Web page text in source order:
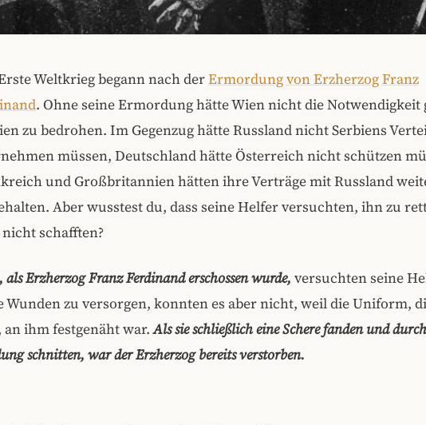
Weltkrieg begann nach derErmordung von Erzherzog Franz
. Ohne seine Ermordung hätte Wien nicht die Notwendigkeit
zu bedrohen. Im Gegenzug hätte Russland nicht Serbiens
müssen, Deutschland hätte Österreich nicht schützen
und Großbritannien hätten ihre Verträge mit Russland
Aber wusstest du, dass seine Helfer versuchten, ihn zu
schafften?
als Erzherzog Franz Ferdinand erschossen wurde, versuchten seine
Wunden zu versorgen, konnten es aber nicht, weil die Uniform,
ihm festgenäht war.Als sie schließlich eine Schere fanden und
schnitten, war der Erzherzog bereits verstorben.